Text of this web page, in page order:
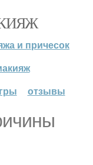
и причесок
отзывы